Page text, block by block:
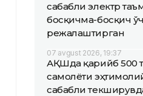
сабабли электр
босқичма-босқич
режалаштирган
07 avgust 2026, 19:37
АҚШда қарийб 500
самолёти
сабабли